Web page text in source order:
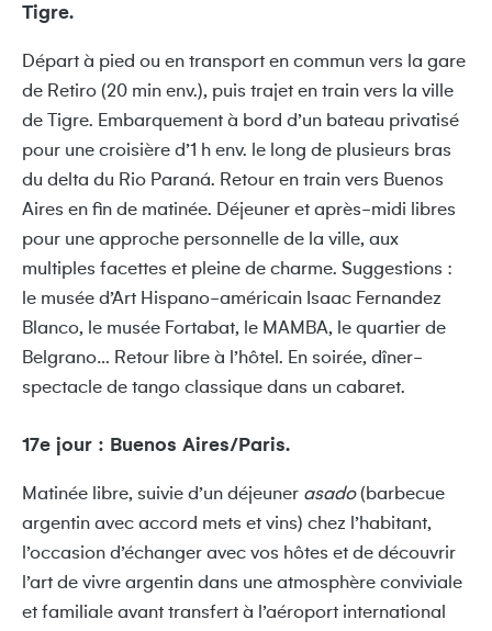
Tigre.
Départ à pied ou en transport en commun vers la gare
de Retiro (20 min env.), puis trajet en train vers la ville
de Tigre. Embarquement à bord d’un bateau privatisé
pour une croisière d’1 h env. le long de plusieurs bras
du delta du Rio Paraná. Retour en train vers Buenos
Aires en fin de matinée. Déjeuner et après-midi libres
pour une approche personnelle de la ville, aux
multiples facettes et pleine de charme. Suggestions :
le musée d’Art Hispano-américain Isaac Fernandez
Blanco, le musée Fortabat, le MAMBA, le quartier de
Belgrano… Retour libre à l’hôtel. En soirée, dîner-
spectacle de tango classique dans un cabaret.
17e jour : Buenos Aires/Paris.
Matinée libre, suivie d’un déjeuner asado(barbecue
argentin avec accord mets et vins) chez l’habitant,
l’occasion d’échanger avec vos hôtes et de découvrir
l’art de vivre argentin dans une atmosphère conviviale
et familiale avant transfert à l’aéroport international